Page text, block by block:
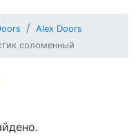
Alex Doors
соломенный